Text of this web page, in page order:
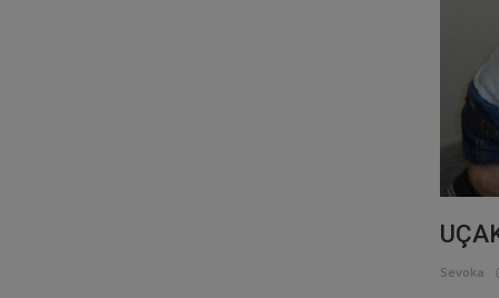
Sevoka